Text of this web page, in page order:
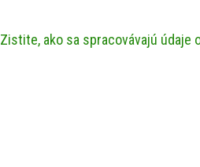
Zistite, ako sa spracovávajú údaje